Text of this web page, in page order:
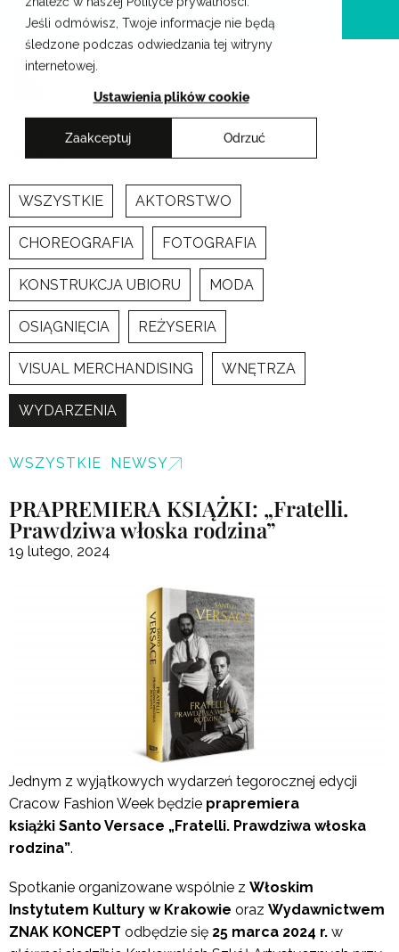
Jeśli odmówisz, Twoje informacje nie będą
śledzone podczas odwiedzania tej witryny
internetowej.
Ustawienia plików cookie
Zaakceptuj Odrzuć
Przejdź
treści
Krakowskie Szkoły Artystyczne
Newsy
WSZYSTKIE AKTORSTWO
CHOREOGRAFIA FOTOGRAFIA
KONSTRUKCJA UBIORU MODA
OSIĄGNIĘCIA REŻYSERIA
VISUAL MERCHANDISING WNĘTRZA
WYDARZENIA
WSZYSTKIE NEWSY
PRAPREMIERA KSIĄŻKI: „Fratelli.
Prawdziwa włoska rodzina”
19 lutego, 2024
Jednym z wyjątkowych wydarzeń tegorocznej edycji
Cracow Fashion Week będzie prapremiera
książki Santo Versace „Fratelli. Prawdziwa włoska
rodzina”.
Spotkanie organizowane wspólnie z Włoskim
Instytutem Kultury w Krakowie oraz Wydawnictwem
ZNAK KONCEPT odbędzie się 25 marca 2024 r. w